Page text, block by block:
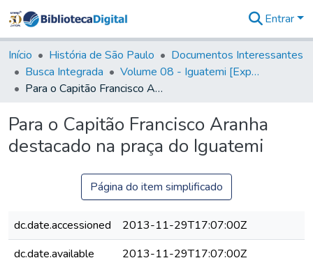
&
Coleções
Tudo na
Biblioteca
Estatísticas
Entrar
Início História de São Paulo
Documentos Interessantes
Busca Integrada
Volume 08 - Iguatemi [Expedições para proteção e sustento]
Para o Capitão Francisco Aranha destacado na praça do Iguatemi
Para o Capitão Francisco Aranha
destacado na praça do Iguatemi
Página do item simplificado
dc.date.accessioned
2013-11-29T17:07:00Z
dc.date.available
2013-11-29T17:07:00Z